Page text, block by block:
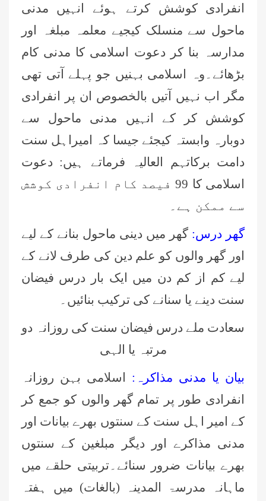
انفرادی کوشش کرتے ہوئے انہیں مدنی
ماحول سے منسلک کیجیے معلمہ مبلغہ اور
مدارسہ بنا کر دعوت اسلامی کا مدنی کام
بڑھائے۔وہ اسلامی بہنیں جو پہلے آتی تھی
مگر اب نہیں آتیں بالخصوص ان پر انفرادی
کوشش کر کے انہیں مدنی ماحول سے
دوبارہ وابستہ کیجئے جیسا کہ امیراہل سنت
دامت برکاتہم العالیہ فرماتے ہیں: دعوت
اسلامی کا 99 فیصد کام انفرادی کوشش
سے ممکن ہے۔
گھر درس: گھر میں دینی ماحول بنانے کے لیے
اور گھر والوں کو علم دین کی طرف لانے کے
لیے کم از کم دن میں ایک بار درس فیضان
سنت دینے یا سنانے کی ترکیب بنائیں۔
سعادت ملے درس فیضان سنت کی روزانہ دو
مرتبہ یا الہی
بیان یا مدنی مذاکرہ:
اسلامی بہن روزانہ
انفرادی طور پر تمام گھر والوں کو جمع کر
کے امیر اہل سنت کے سنتوں بھرے بیانات اور
مدنی مذاکرے اور دیگر مبلغین کے سنتوں
بھرے بیانات ضرور سنائے۔تربیتی حلقے میں
ماہانہ مدرسۃ المدینہ (بالغات) میں ہفتہ